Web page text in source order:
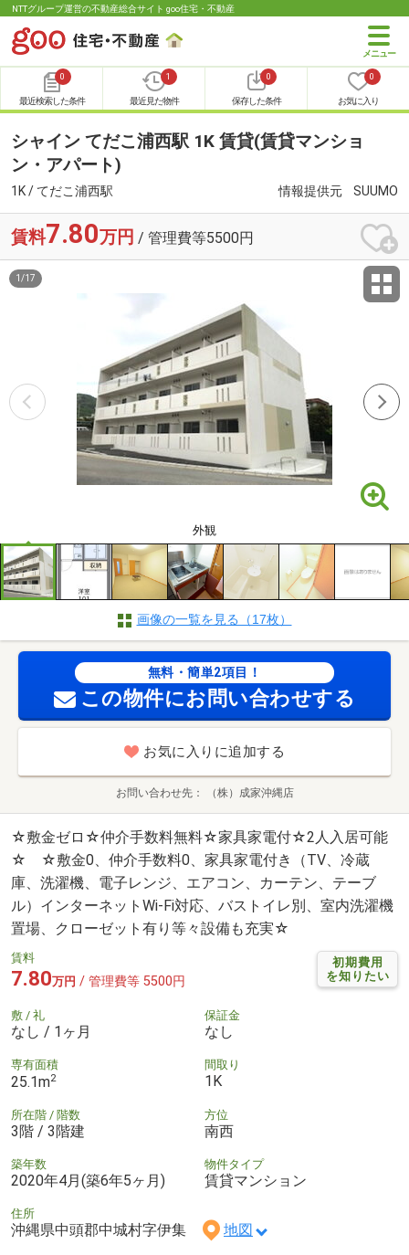
NTTグループ運営の不動産総合サイト goo住宅・不動産
0
最近検索した条件
1
最近見た物件
0
保存した条件
0
お気に入り
シャイン てだこ浦西駅 1K 賃貸(賃貸マンショ
ン・アパート)
1K / てだこ浦西駅 情報提供元 SUUMO
賃料7.80万円 / 管理費等5500円
外観
1 /17
画像の一覧を見る（17枚）
無料・簡単2項目！
この物件にお問い合わせする
お気に入りに追加する
お問い合わせ先 （株）成家沖縄店
☆敷金ゼロ☆仲介手数料無料☆家具家電付☆2人入居可能
☆ ☆敷金0、仲介手数料0、家具家電付き（TV、冷蔵
庫、洗濯機、電子レンジ、エアコン、カーテン、テーブ
ル）インターネットWi-Fi対応、バストイレ別、室内洗濯機
置場、クローゼット有り等々設備も充実☆
初期費用
を知りたい
賃料
7.80万円 / 管理費等 5500円
敷 / 礼
なし / 1ヶ月
保証金
なし
専有面積
25.1m2
間取り
1K
所在階 / 階数
3階 / 3階建
方位
南西
築年数
2020年4月(築6年5ヶ月)
物件タイプ
賃貸マンション
住所
沖縄県中頭郡中城村字伊集 地図